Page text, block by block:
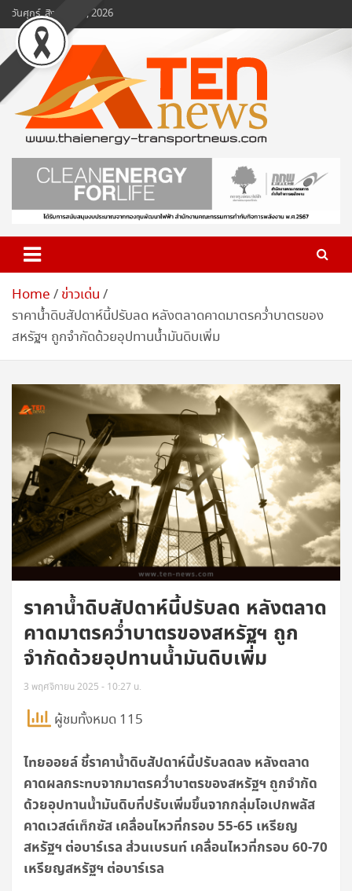
Skip
to
content
วันศุกร์, สิงหาคม 7, 2026
www.ten-news.com
ข่าวพลังงานและคมนาคม
Home
ข่าวเด่น
ราคาน้ำดิบสัปดาห์นี้ปรับลด หลังตลาดคาดมาตรคว่ำบาตรของ
สหรัฐฯ ถูกจำกัดด้วยอุปทานน้ำมันดิบเพิ่ม
ราคาน้ำดิบสัปดาห์นี้ปรับลด หลังตลาด
คาดมาตรคว่ำบาตรของสหรัฐฯ ถูก
จำกัดด้วยอุปทานน้ำมันดิบเพิ่ม
3 พฤศจิกายน 2025 - 10:27 น.
ผู้ชมทั้งหมด 115
ไทยออยล์ ชี้ราคาน้ำดิบสัปดาห์นี้ปรับลดลง หลังตลาด
คาดผลกระทบจากมาตรคว่ำบาตรของสหรัฐฯ ถูกจำกัด
ด้วยอุปทานน้ำมันดิบที่ปรับเพิ่มขึ้นจากกลุ่มโอเปกพลัส
คาดเวสต์เท็กซัส เคลื่อนไหวที่กรอบ 55-65 เหรียญ
สหรัฐฯ ต่อบาร์เรล ส่วนเบรนท์ เคลื่อนไหวที่กรอบ 60-70
เหรียญสหรัฐฯ ต่อบาร์เรล